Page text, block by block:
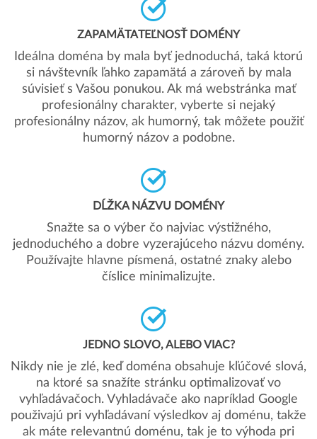
ZAPAMÄTATEĽNOSŤ DOMÉNY
Ideálna doména by mala byť jednoduchá, taká ktorú
si návštevník ľahko zapamätá a zároveň by mala
súvisieť s Vašou ponukou. Ak má webstránka mať
profesionálny charakter, vyberte si nejaký
profesionálny názov, ak humorný, tak môžete použiť
humorný názov a podobne.
DĹŽKA NÁZVU DOMÉNY
Snažte sa o výber čo najviac výstižného,
jednoduchého a dobre vyzerajúceho názvu domény.
Používajte hlavne písmená, ostatné znaky alebo
číslice minimalizujte.
JEDNO SLOVO, ALEBO VIAC?
Nikdy nie je zlé, keď doména obsahuje kľúčové slová,
na ktoré sa snažíte stránku optimalizovať vo
vyhľadávačoch. Vyhladávače ako napríklad Google
použivajú pri vyhľadávaní výsledkov aj doménu, takže
ak máte relevantnú doménu, tak je to výhoda pri